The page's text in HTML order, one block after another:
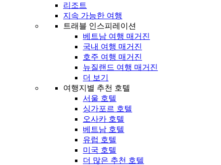
리조트
지속 가능한 여행
트래블 인스피레이션
베트남 여행 매거진
국내 여행 매거진
호주 여행 매거진
뉴질랜드 여행 매거진
더 보기
여행지별 추천 호텔
서울 호텔
싱가포르 호텔
오사카 호텔
베트남 호텔
유럽 호텔
미국 호텔
더 많은 추천 호텔